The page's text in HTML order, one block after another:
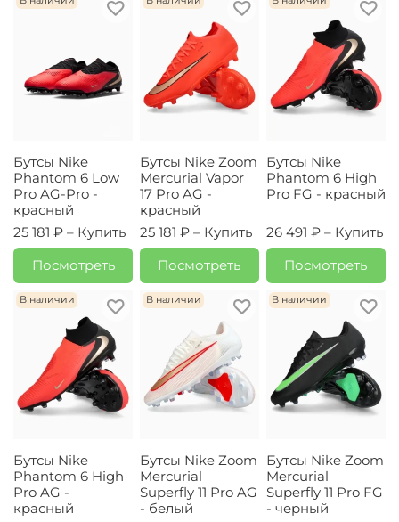
Бутсы Nike
Phantom 6 Low
Pro AG-Pro -
красный
25 181 ₽ – Купить
Посмотреть
Бутсы Nike Zoom
Mercurial Vapor
17 Pro AG -
красный
25 181 ₽ – Купить
Посмотреть
Бутсы Nike
Phantom 6 High
Pro FG - красный
26 491 ₽ – Купить
Посмотреть
В наличии
Бутсы Nike
Phantom 6 High
Pro AG -
красный
В наличии
Бутсы Nike Zoom
Mercurial
Superfly 11 Pro AG
- белый
В наличии
Бутсы Nike Zoom
Mercurial
Superfly 11 Pro FG
- черный